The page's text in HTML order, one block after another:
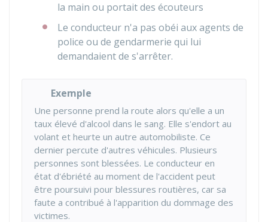
la main ou portait des écouteurs
Le conducteur n'a pas obéi aux agents de
police ou de gendarmerie qui lui
demandaient de s'arrêter.
Exemple
Une personne prend la route alors qu'elle a un
taux élevé d'alcool dans le sang. Elle s'endort au
volant et heurte un autre automobiliste. Ce
dernier percute d'autres véhicules. Plusieurs
personnes sont blessées. Le conducteur en
état d'ébriété au moment de l'accident peut
être poursuivi pour blessures routières, car sa
faute a contribué à l'apparition du dommage des
victimes.